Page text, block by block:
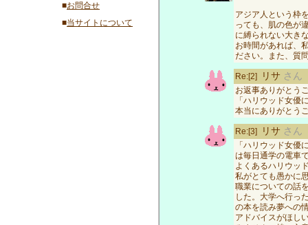
■お問合せ
■当サイトについて
アジア人という枠
っても、肌の色が
に縛られない大き
お時間があれば、
ださい。また、質
Re:[2] リサ さん
お返事ありがとう
「ハリウッド女優
本当にありがとう
Re:[3] リサ さん
「ハリウッド女優
は毎日通学の電車
よくあるハリウッ
私がとても愚かに
職業についての話
した。大学へ行っ
の本を読み夢への
アドバイスがほし